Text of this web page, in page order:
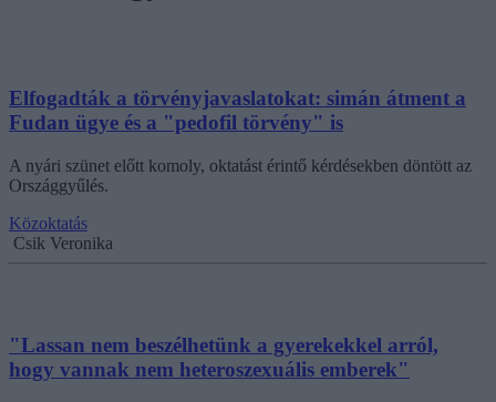
Elfogadták a törvényjavaslatokat: simán átment a
Fudan ügye és a "pedofil törvény" is
A nyári szünet előtt komoly, oktatást érintő kérdésekben döntött az
Országgyűlés.
Közoktatás
Csik Veronika
"Lassan nem beszélhetünk a gyerekekkel arról,
hogy vannak nem heteroszexuális emberek"